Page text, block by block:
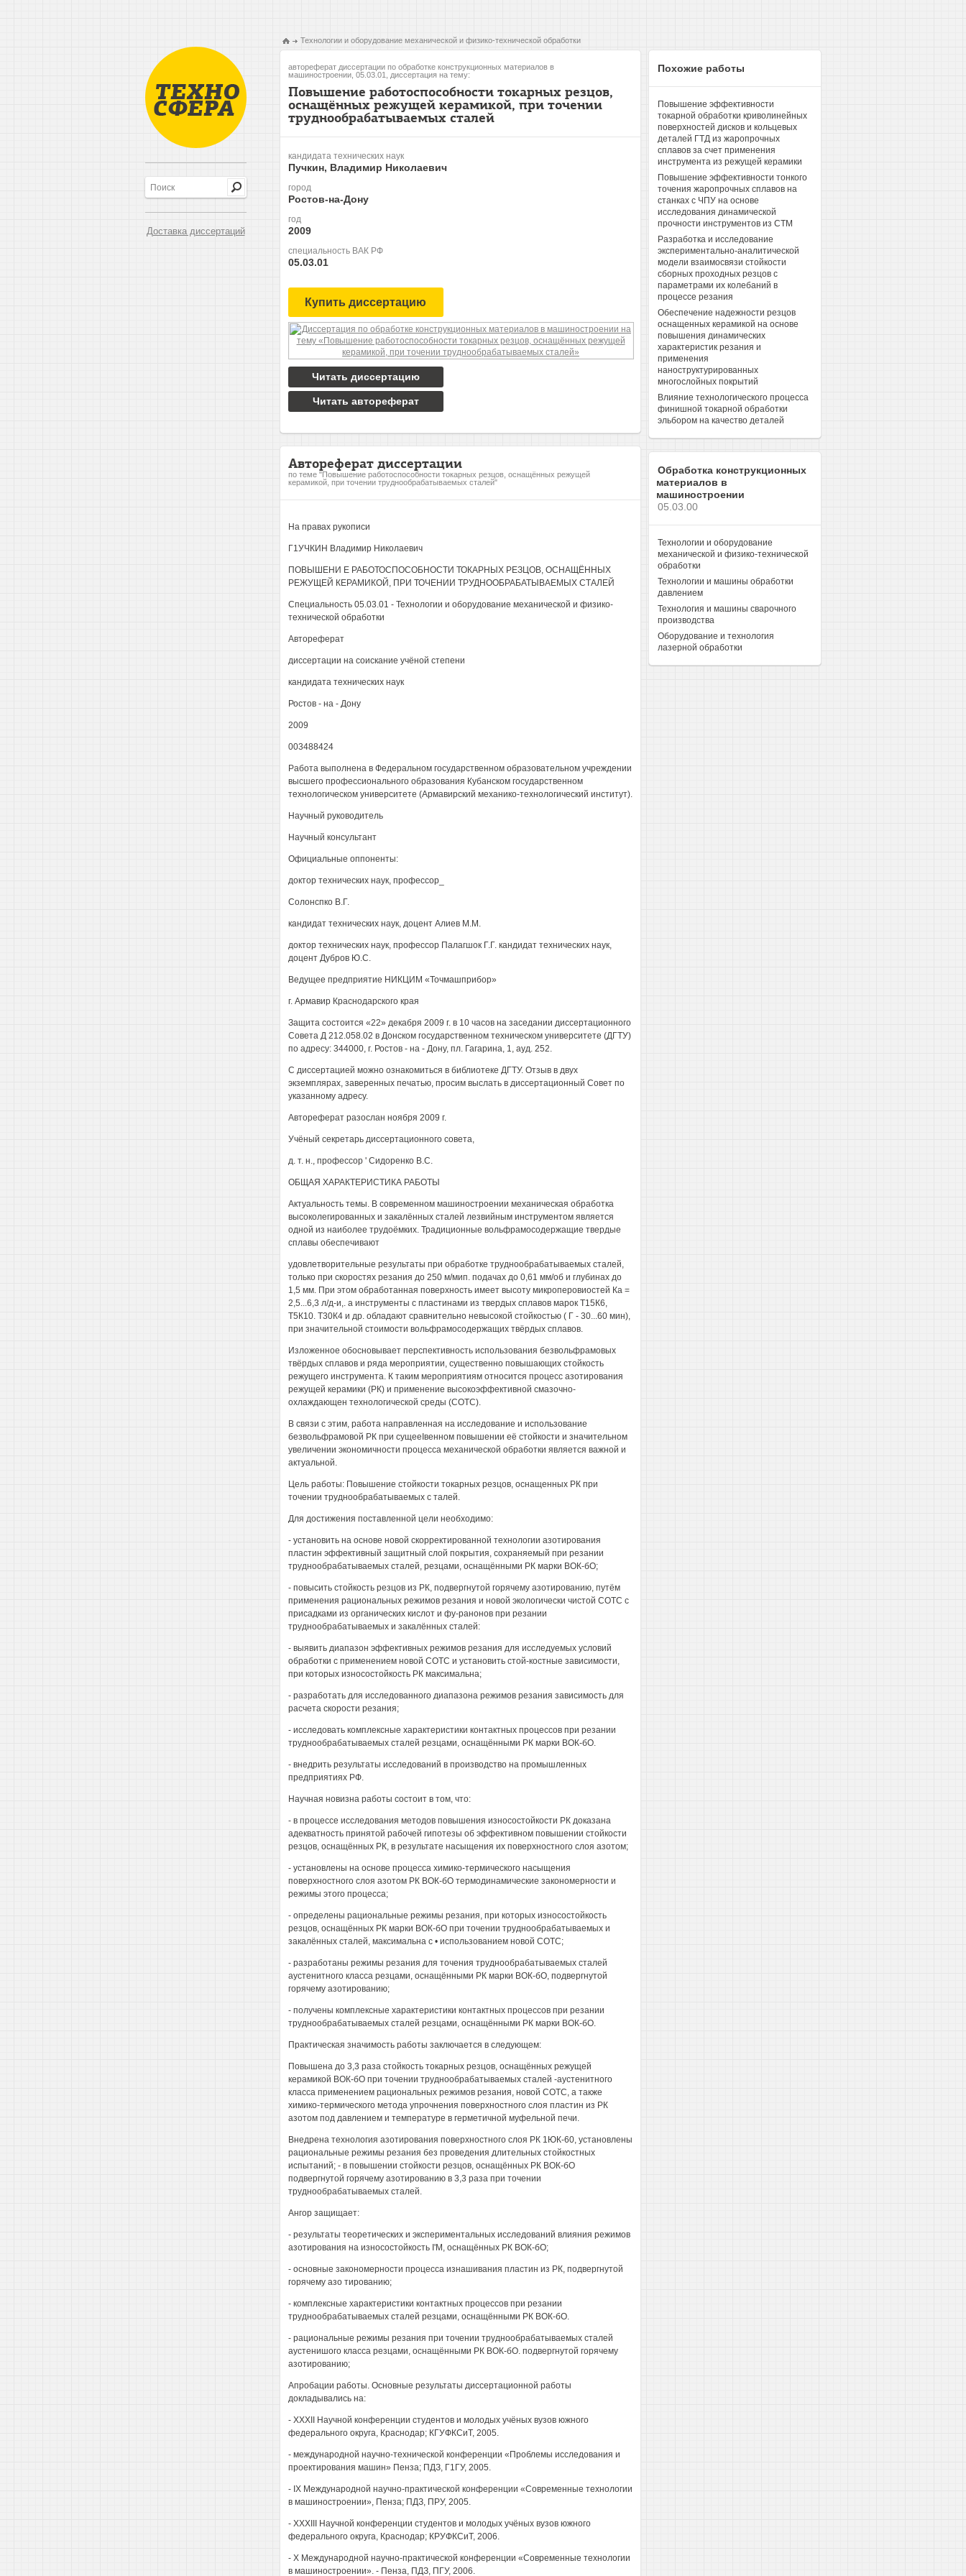
Доставка диссертаций
Технологии и оборудование механической и физико-технической обработки
автореферат диссертации по обработке конструкционных материалов в
машиностроении, 05.03.01, диссертация на тему:
Повышение работоспособности токарных резцов,
оснащённых режущей керамикой, при точении
труднообрабатываемых сталей
кандидата технических наук
Пучкин, Владимир Николаевич
город
Ростов-на-Дону
год
2009
специальность ВАК РФ
05.03.01
Купить диссертацию
Читать диссертацию
Читать автореферат
Автореферат диссертации
по теме "Повышение работоспособности токарных резцов, оснащённых режущей
керамикой, при точении труднообрабатываемых сталей"
На правах рукописи
Г1УЧКИН Владимир Николаевич
ПОВЫШЕНИ Е РАБОТОСПОСОБНОСТИ ТОКАРНЫХ РЕЗЦОВ, ОСНАЩЁННЫХ
РЕЖУЩЕЙ КЕРАМИКОЙ, ПРИ ТОЧЕНИИ ТРУДНООБРАБАТЫВАЕМЫХ СТАЛЕЙ
Специальность 05.03.01 - Технологии и оборудование механической и физико-
технической обработки
Автореферат
диссертации на соискание учёной степени
кандидата технических наук
Ростов - на - Дону
2009
003488424
Работа выполнена в Федеральном государственном образовательном учреждении
высшего профессионального образования Кубанском государственном
технологическом университете (Армавирский механико-технологический институт).
Научный руководитель
Научный консультант
Официальные оппоненты:
доктор технических наук, профессор_
Солонспко В.Г.
кандидат технических наук, доцент Алиев М.М.
доктор технических наук, профессор Палагшок Г.Г. кандидат технических наук,
доцент Дубров Ю.С.
Ведущее предприятие НИКЦИМ «Точмашприбор»
г. Армавир Краснодарского края
Защита состоится «22» декабря 2009 г. в 10 часов на заседании диссертационного
Совета Д 212.058.02 в Донском государственном техническом университете (ДГТУ)
по адресу: 344000, г. Ростов - на - Дону, пл. Гагарина, 1, ауд. 252.
С диссертацией можно ознакомиться в библиотеке ДГТУ. Отзыв в двух
экземплярах, заверенных печатью, просим выслать в диссертационный Совет по
указанному адресу.
Автореферат разослан ноября 2009 г.
Учёный секретарь диссертационного совета,
д. т. н., профессор ' Сидоренко B.C.
ОБЩАЯ ХАРАКТЕРИСТИКА РАБОТЫ
Актуальность темы. В современном машиностроении механическая обработка
высоколегированных и закалённых сталей лезвийным инструментом является
одной из наиболее трудоёмких. Традиционные вольфрамосодержащие твердые
сплавы обеспечивают
удовлетворительные результаты при обработке труднообрабатываемых сталей,
только при скоростях резания до 250 м/мип. подачах до 0,61 мм/об и глубинах до
1,5 мм. При этом обработанная поверхность имеет высоту микроперовиостей Ка =
2,5...6,3 л/д-и,. а инструменты с пластинами из твердых сплавов марок Т15К6,
Т5К10. Т30К4 и др. обладают сравнительно невысокой стойкостью ( Г - 30...60 мин),
при значительной стоимости вольфрамосодержащих твёрдых сплавов.
Изложенное обосновывает перспективность использования безвольфрамовых
твёрдых сплавов и ряда мероприятии, существенно повышающих стойкость
режущего инструмента. К таким мероприятиям относится процесс азотирования
режущей керамики (РК) и применение высокоэффективной смазочно-
охлаждающен технологической среды (СОТС).
В связи с этим, работа направленная на исследование и использование
безвольфрамовой РК при сущееIвенном повышении её стойкости и значительном
увеличении экономичности процесса механической обработки является важной и
актуальной.
Цель работы: Повышение стойкости токарных резцов, оснащенных РК при
точении труднообрабатываемых с талей.
Для достижения поставленной цели необходимо:
- установить на основе новой скорректированной технологии азотирования
пластин эффективный защитный слой покрытия, сохраняемый при резании
труднообрабатываемых сталей, резцами, оснащёнными РК марки ВОК-бО;
- повысить стойкость резцов из РК, подвергнутой горячему азотированию, путём
применения рациональных режимов резания и новой экологически чистой СОТС с
присадками из органических кислот и фу-ранонов при резании
труднообрабатываемых и закалённых сталей:
- выявить диапазон эффективных режимов резания для исследуемых условий
обработки с применением новой СОТС и установить стой-костные зависимости,
при которых износостойкость РК максимальна;
- разработать для исследованного диапазона режимов резания зависимость для
расчета скорости резания;
- исследовать комплексные характеристики контактных процессов при резании
труднообрабатываемых сталей резцами, оснащёнными РК марки ВОК-бО.
- внедрить результаты исследований в производство на промышленных
предприятиях РФ.
Научная новизна работы состоит в том, что:
- в процессе исследования методов повышения износостойкости РК доказана
адекватность принятой рабочей гипотезы об эффективном повышении стойкости
резцов, оснащённых РК, в результате насыщения их поверхностного слоя азотом;
- установлены на основе процесса химико-термического насыщения
поверхностного слоя азотом РК ВОК-бО термодинамические закономерности и
режимы этого процесса;
- определены рациональные режимы резания, при которых износостойкость
резцов, оснащённых РК марки ВОК-бО при точении труднообрабатываемых и
закалённых сталей, максимальна с • использованием новой СОТС;
- разработаны режимы резания для точения труднообрабатываемых сталей
аустенитного класса резцами, оснащёнными РК марки ВОК-бО, подвергнутой
горячему азотированию;
- получены комплексные характеристики контактных процессов при резании
труднообрабатываемых сталей резцами, оснащёнными РК марки ВОК-бО.
Практическая значимость работы заключается в следующем:
Повышена до 3,3 раза стойкость токарных резцов, оснащённых режущей
керамикой ВОК-бО при точении труднообрабатываемых сталей -аустенитного
класса применением рациональных режимов резания, новой СОТС, а также
химико-термического метода упрочнения поверхностного слоя пластин из РК
азотом под давлением и температуре в герметичной муфельной печи.
Внедрена технология азотирования поверхностного слоя РК 1ЮК-60, установлены
рациональные режимы резания без проведения длительных стойкостных
испытаний; - в повышении стойкости резцов, оснащённых РК ВОК-бО
подвергнутой горячему азотированию в 3,3 раза при точении
труднообрабатываемых сталей.
Ангор защищает:
- результаты теоретических и экспериментальных исследований влияния режимов
азотирования на износостойкость I'M, оснащённых РК ВОК-бО;
- основные закономерности процесса изнашивания пластин из РК, подвергнутой
горячему азо тированию;
- комплексные характеристики контактных процессов при резании
труднообрабатываемых сталей резцами, оснащёнными РК ВОК-бО.
- рациональные режимы резания при точении труднообрабатываемых сталей
аустенишого класса резцами, оснащёнными РК ВОК-бО. подвергнутой горячему
азотированию;
Апробации работы. Основные результаты диссертационной работы
докладывались на:
- XXXII Научной конференции студентов и молодых учёных вузов южного
федерального округа, Краснодар; КГУФКСиТ, 2005.
- международной научно-технической конференции «Проблемы исследования и
проектирования машин» Пенза; ПДЗ, Г1ГУ, 2005.
- IX Международной научно-практической конференции «Современные технологии
в машиностроении», Пенза; ПДЗ, ПРУ, 2005.
- XXXIII Научной конференции студентов и молодых учёных вузов южного
федерального округа, Краснодар; КРУФКСиТ, 2006.
- X Международной научно-практической конференции «Современные технологии
в машиностроении». - Пенза, ПДЗ, ПГУ, 2006.
Похожие работы
Повышение эффективности
токарной обработки криволинейных
поверхностей дисков и кольцевых
деталей ГТД из жаропрочных
сплавов за счет применения
инструмента из режущей керамики
Повышение эффективности тонкого
точения жаропрочных сплавов на
станках с ЧПУ на основе
исследования динамической
прочности инструментов из СТМ
Разработка и исследование
экспериментально-аналитической
модели взаимосвязи стойкости
сборных проходных резцов с
параметрами их колебаний в
процессе резания
Обеспечение надежности резцов
оснащенных керамикой на основе
повышения динамических
характеристик резания и
применения
наноструктурированных
многослойных покрытий
Влияние технологического процесса
финишной токарной обработки
эльбором на качество деталей
Обработка конструкционных
материалов в
машиностроении
05.03.00
Технологии и оборудование
механической и физико-технической
обработки
Технологии и машины обработки
давлением
Технология и машины сварочного
производства
Оборудование и технология
лазерной обработки